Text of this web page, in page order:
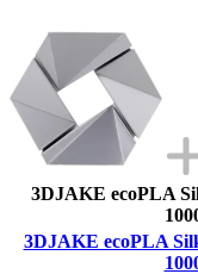
3DJAKE ecoPLA
3DJAKE ecoPLA